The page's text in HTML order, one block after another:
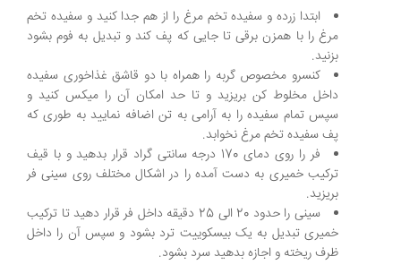
ابتدا زرده و سفیده تخم مرغ را از هم جدا کنید و سفیده تخم
مرغ را با همزن برقی تا جایی که پف کند و تبدیل به فوم بشود
بزنید.
کنسرو مخصوص گربه را همراه با دو قاشق غذاخوری سفیده
داخل مخلوط کن بریزید و تا حد امکان آن را میکس کنید و
سپس تمام سفیده را به آرامی به تن اضافه نمایید به طوری که
پف سفیده تخم مرغ نخوابد.
فر را روی دمای 170 درجه سانتی گراد قرار بدهید و با قیف
ترکیب خمیری به دست آمده را در اشکال مختلف روی سینی فر
بریزید.
سینی را حدود 20 الی 25 دقیقه داخل فر قرار دهید تا ترکیب
خمیری تبدیل به یک بیسکوییت ترد بشود و سپس آن را داخل
ظرف ریخته و اجازه بدهید سرد بشود.